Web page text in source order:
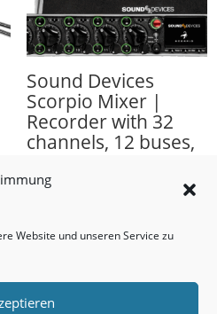
Website und unseren Service zu
Sound Devices
Scorpio Mixer |
Recorder with 32
channels, 12 buses,
11.600,00